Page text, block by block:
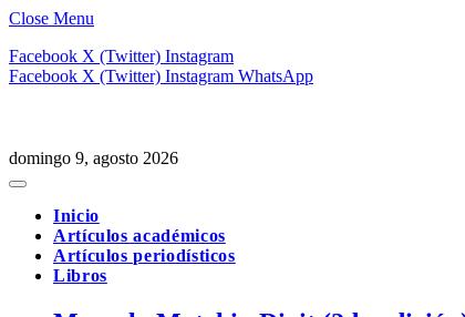
Close Menu
Facebook X (Twitter) Instagram
Facebook X (Twitter) Instagram WhatsApp
domingo 9, agosto 2026
Inicio
Artículos académicos
Artículos periodísticos
Libros